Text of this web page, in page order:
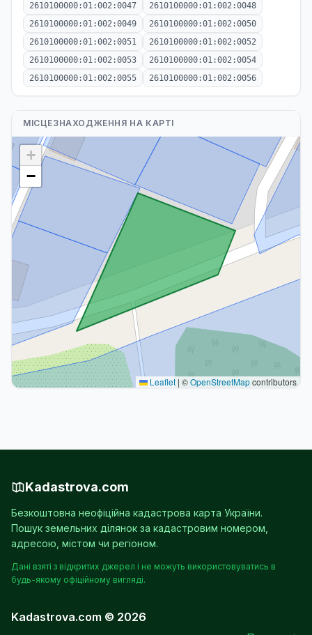
2610100000:01:002:0047
2610100000:01:002:0048
2610100000:01:002:0049
2610100000:01:002:0050
2610100000:01:002:0051
2610100000:01:002:0052
2610100000:01:002:0053
2610100000:01:002:0054
2610100000:01:002:0055
2610100000:01:002:0056
МІСЦЕЗНАХОДЖЕННЯ НА КАРТІ
+
−
Leaflet | ©OpenStreetMapcontributors
Kadastrova.com
Безкоштовна неофіційна кадастрова карта України.
Пошук земельних ділянок за кадастровим номером,
адресою, містом чи регіоном.
Дані взяті з відкритих джерел і не можуть використовуватись в
будь-якому офіційному вигляді.
Kadastrova.com © 2026